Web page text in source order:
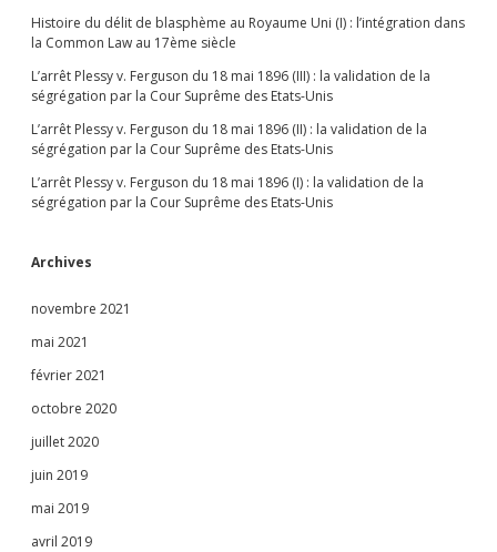
Histoire du délit de blasphème au Royaume Uni (I) : l’intégration dans
la Common Law au 17ème siècle
L’arrêt Plessy v. Ferguson du 18 mai 1896 (III) : la validation de la
ségrégation par la Cour Suprême des Etats-Unis
L’arrêt Plessy v. Ferguson du 18 mai 1896 (II) : la validation de la
ségrégation par la Cour Suprême des Etats-Unis
L’arrêt Plessy v. Ferguson du 18 mai 1896 (I) : la validation de la
ségrégation par la Cour Suprême des Etats-Unis
Archives
novembre 2021
mai 2021
février 2021
octobre 2020
juillet 2020
juin 2019
mai 2019
avril 2019